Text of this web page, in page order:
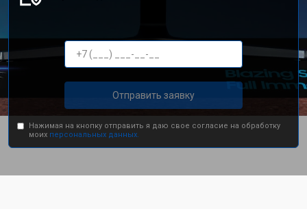
Отправить заявку
Нажимая на кнопку отправить я даю свое согласие на обработку
моих персональных данных.